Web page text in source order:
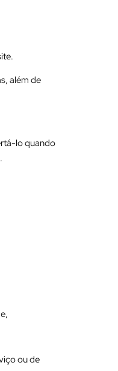
além de
lo quando
ou de